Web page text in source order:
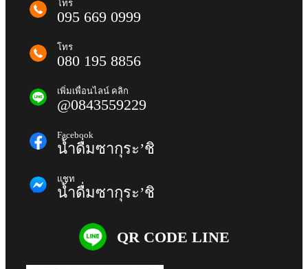
โทร
095 669 0999
โทร
080 195 8856
เพิ่มเพื่อนไลน์ คลิก
@0843559229
Facebook
น้ำดื่มซากุระ’ชิ
แชท
น้ำดื่มซากุระ’ชิ
QR CODE LINE